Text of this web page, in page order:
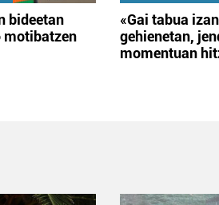
bideetan
motibatzen
«Gai tabua
gehienetan,
momentuan